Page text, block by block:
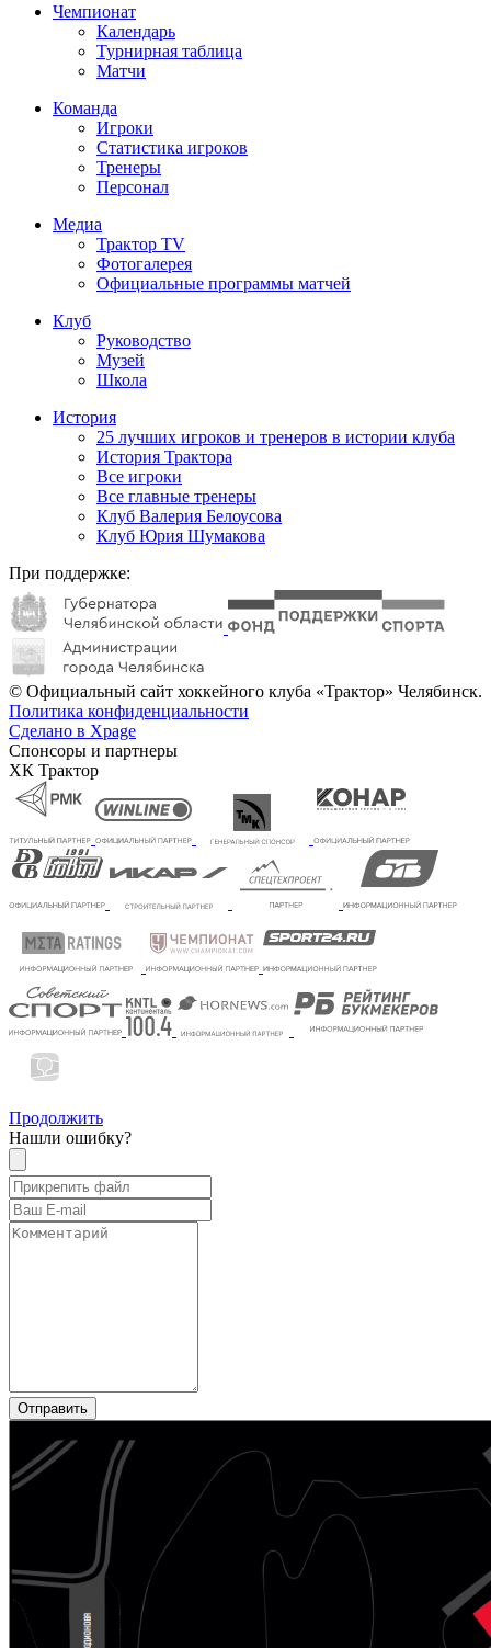
Чемпионат
Календарь
Турнирная таблица
Матчи
Команда
Игроки
Статистика игроков
Тренеры
Персонал
Медиа
Трактор TV
Фотогалерея
Официальные программы матчей
Клуб
Руководство
Музей
Школа
История
25 лучших игроков и тренеров в истории клуба
История Трактора
Все игроки
Все главные тренеры
Клуб Валерия Белоусова
Клуб Юрия Шумакова
При поддержке:
© Официальный сайт хоккейного клуба «Трактор» Челябинск.
Политика конфиденциальности
Сделано в Xpage
Спонсоры и партнеры
ХК Трактор
Продолжить
Нашли ошибку?